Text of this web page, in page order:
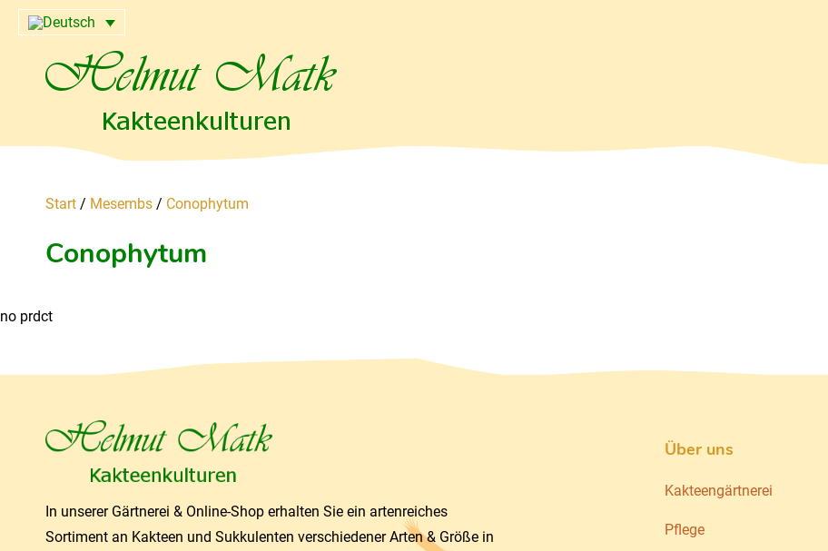
Start / Mesembs / Conophytum
Conophytum
no prdct
In unserer Gärtnerei & Online-Shop erhalten Sie ein artenreiches
Sortiment an Kakteen und Sukkulenten verschiedener Arten & Größe in
Über uns
Kakteengärtnerei
Pflege